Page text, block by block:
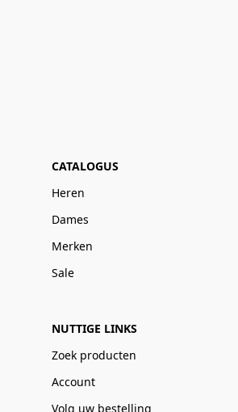
CATALOGUS
Heren
Dames
Merken
Sale
NUTTIGE LINKS
Zoek producten
Account
Volg uw bestelling